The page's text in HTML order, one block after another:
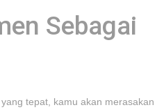
Sebagai
tepat, kamu akan merasakan